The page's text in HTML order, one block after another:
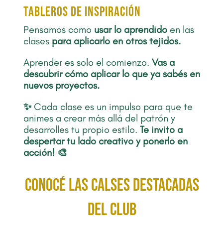
TABLEROS DE INSPIRACIÓN
Pensamos como usar lo aprendido en las
clases para aplicarlo en otros tejidos.
Aprender es solo el comienzo. Vas a
descubrir cómo aplicar lo que ya sabés en
nuevos proyectos.
✨Cada clase es un impulso para que te
animes a crear más allá del patrón y
desarrolles tu propio estilo. Te invito a
despertar tu lado creativo y ponerlo en
acción! 🎨
conocé las calses destacadas
del club